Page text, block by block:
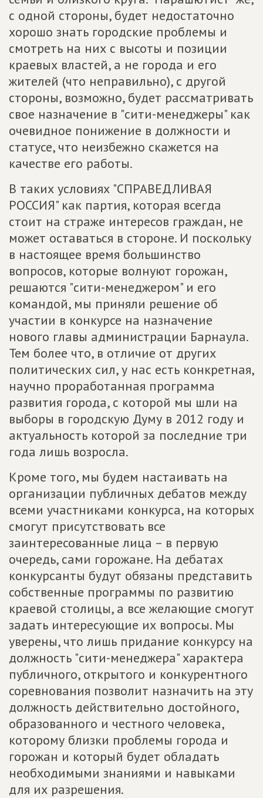
с одной стороны, будет недостаточно
хорошо знать городские проблемы и
смотреть на них с высоты и позиции
краевых властей, а не города и его
жителей (что неправильно), с другой
стороны, возможно, будет рассматривать
свое назначение в "сити-менеджеры" как
очевидное понижение в должности и
статусе, что неизбежно скажется на
качестве его работы.
В таких условиях "СПРАВЕДЛИВАЯ
РОССИЯ" как партия, которая всегда
стоит на страже интересов граждан, не
может оставаться в стороне. И поскольку
в настоящее время большинство
вопросов, которые волнуют горожан,
решаются "сити-менеджером" и его
командой, мы приняли решение об
участии в конкурсе на назначение
нового главы администрации Барнаула.
Тем более что, в отличие от других
политических сил, у нас есть конкретная,
научно проработанная программа
развития города, с которой мы шли на
выборы в городскую Думу в 2012 году и
актуальность которой за последние три
года лишь возросла.
Кроме того, мы будем настаивать на
организации публичных дебатов между
всеми участниками конкурса, на которых
смогут присутствовать все
заинтересованные лица – в первую
очередь, сами горожане. На дебатах
конкурсанты будут обязаны представить
собственные программы по развитию
краевой столицы, а все желающие смогут
задать интересующие их вопросы. Мы
уверены, что лишь придание конкурсу на
должность "сити-менеджера" характера
публичного, открытого и конкурентного
соревнования позволит назначить на эту
должность действительно достойного,
образованного и честного человека,
которому близки проблемы города и
горожан и который будет обладать
необходимыми знаниями и навыками
для их разрешения.